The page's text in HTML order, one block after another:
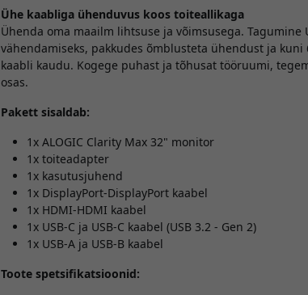
Ühe kaabliga ühenduvus koos toiteallikaga
Ühenda oma maailm lihtsuse ja võimsusega. Tagumine
vähendamiseks, pakkudes õmblusteta ühendust ja kuni
kaabli kaudu. Kogege puhast ja tõhusat tööruumi,
osas.
Pakett sisaldab:
1x ALOGIC Clarity Max 32" monitor
1x toiteadapter
1x kasutusjuhend
1x DisplayPort-DisplayPort kaabel
1x HDMI-HDMI kaabel
1x USB-C ja USB-C kaabel (USB 3.2 - Gen 2)
1x USB-A ja USB-B kaabel
Toote spetsifikatsioonid: